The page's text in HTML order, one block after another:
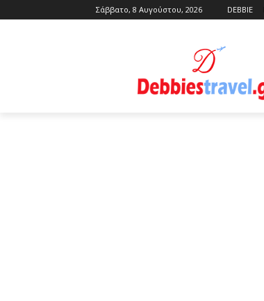
Σάββατο, 8 Αυγούστου, 2026 DEBBIE